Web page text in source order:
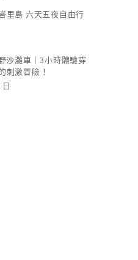
里島 六天五夜自由行
沙灘車｜3小時體驗穿
刺激冒險！